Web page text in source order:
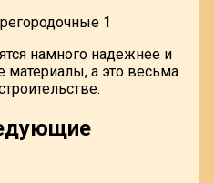
намного надежнее и
материалы, а это весьма